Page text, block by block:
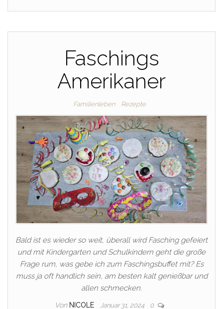
Faschings
Amerikaner
Familienleben Rezepte
Bald ist es wieder so weit, überall wird Fasching gefeiert
und mit Kindergarten und Schulkindern geht die große
Frage rum, was gebe ich zum Faschingsbuffet mit? Es
muss ja oft handlich sein, am besten kalt genießbar und
allen schmecken.
Von NICOLE Januar 31, 2024 0